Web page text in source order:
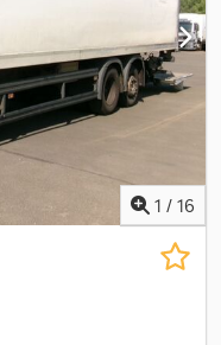
1 / 16